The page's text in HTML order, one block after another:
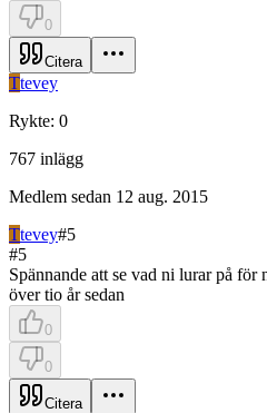
0
Citera
Ttevey
Rykte: 0
767 inlägg
Medlem sedan 12 aug. 2015
Ttevey#5
#5
Spännande att se vad ni lurar på för
över tio år sedan
0
0
Citera